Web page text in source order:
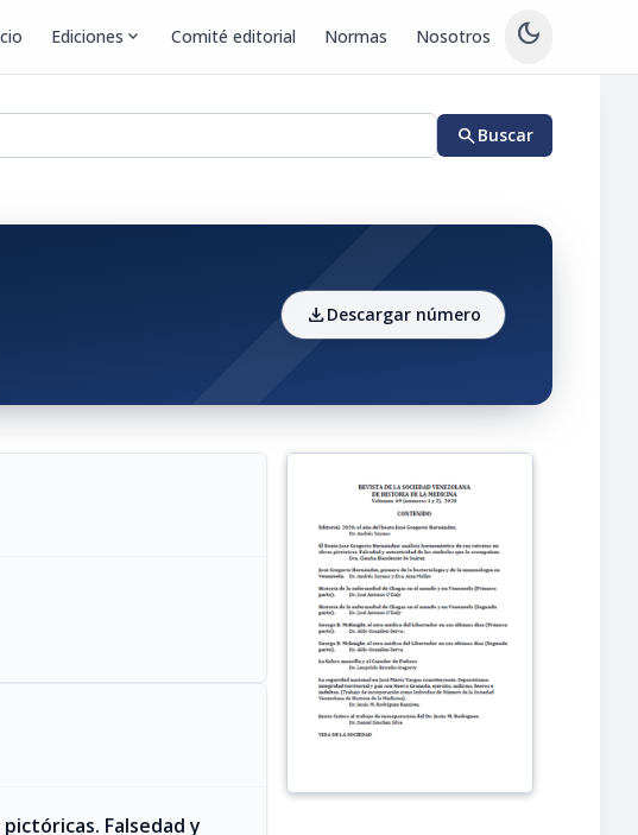
Ediciones expand_more Comité editorial Normas Nosotros dark_mode
searchBuscar
downloadDescargar número
Falsedad y